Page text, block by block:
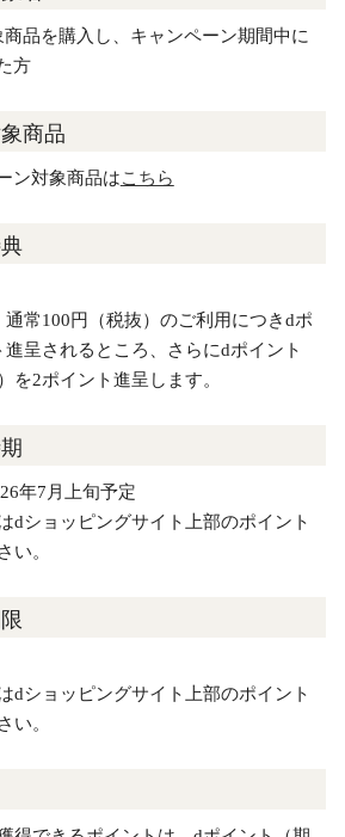
品を購入し、キャンペーン期間中に
方
商品
ン対象商品はこちら
常100円（税抜）のご利用につきdポ
呈されるところ、さらにdポイント
を2ポイント進呈します。
年7月上旬予定
dショッピングサイト上部のポイント
い。
dショッピングサイト上部のポイント
い。